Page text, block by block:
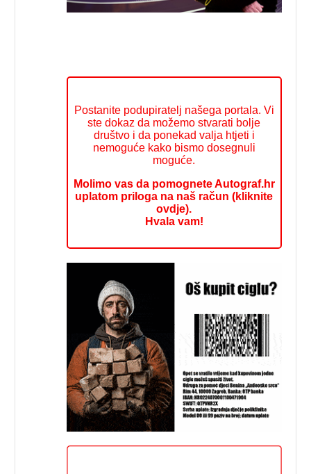
Postanite podupiratelj našega portala. Vi
ste dokaz da možemo stvarati bolje
društvo i da ponekad valja htjeti i
nemoguće kako bismo dosegnuli
moguće.
Molimo vas da pomognete Autograf.hr
uplatom priloga na naš račun (kliknite
ovdje).
Hvala vam!